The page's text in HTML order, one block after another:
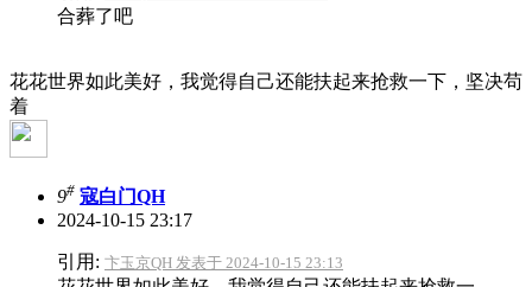
合葬了吧
花花世界如此美好，我觉得自己还能扶起来抢救一下，坚决苟
着
9# 寇白门QH
2024-10-15 23:17
引用: 卞玉京QH 发表于 2024-10-15 23:13